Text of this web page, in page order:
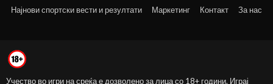
Најнови спортски вести и резултати Маркетинг Контакт За нас
Учество во игри на среќа е дозволено за лица со 18+ години. Играј